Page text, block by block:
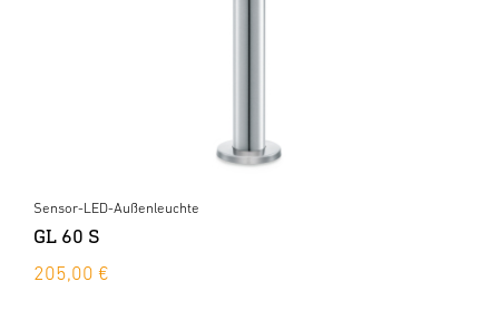
Sensor-LED-Außenleuchte
GL 60 S
205,00 €